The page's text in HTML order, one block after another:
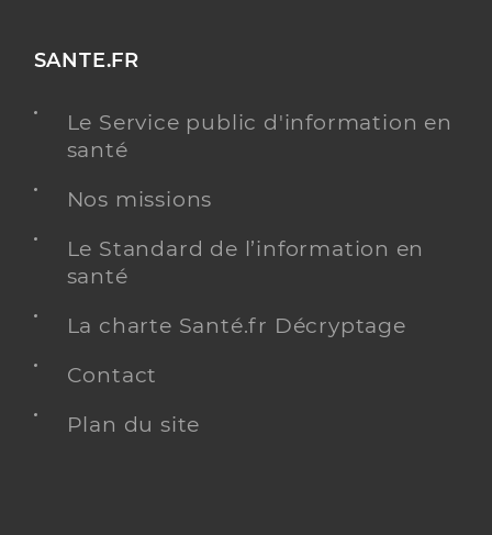
SANTE.FR
Le Service public d'information en
santé
Nos missions
Le Standard de l’information en
santé
La charte Santé.fr Décryptage
Contact
Plan du site